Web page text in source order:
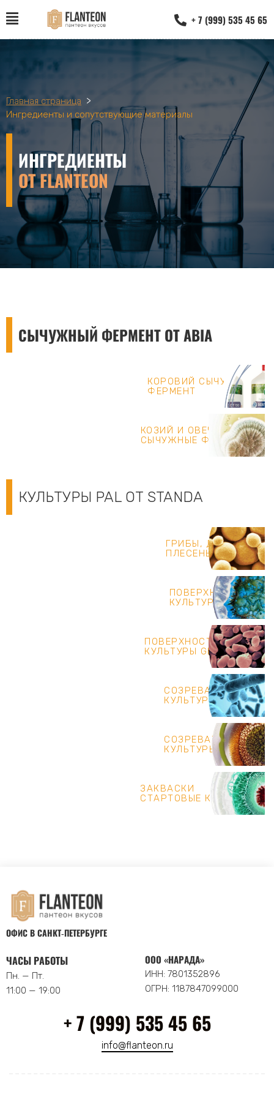
+ 7 (999) 535 45 65
Главная страница >
Ингредиенты и сопутствующие материалы
ИНГРЕДИЕНТЫ
ОТ FLANTEON
СЫЧУЖНЫЙ ФЕРМЕНТ ОТ ABIA
КОРОВИЙ СЫЧУЖНЫЙ
ФЕРМЕНТ
КОЗИЙ И ОВЕЧИЙ
СЫЧУЖНЫЕ ФЕРМЕНТЫ
КУЛЬТУРЫ PAL ОТ STANDA
ГРИБЫ, ДРОЖЖИ,
ПЛЕСЕНЬ
ПОВЕРХНОСТНЫЕ
КУЛЬТУРЫ AROM
ПОВЕРХНОСТНЫЕ
КУЛЬТУРЫ GEOTRICUM
СОЗРЕВАТЕЛЬНЫЕ
КУЛЬТУРЫ NSLAB
СОЗРЕВАТЕЛЬНЫЕ
КУЛЬТУРЫ PROPIO
ЗАКВАСКИ
СТАРТОВЫЕ КУЛЬТУРЫ
ОФИС В САНКТ‑ПЕТЕРБУРГЕ
ЧАСЫ РАБОТЫ
Пн. — Пт.
11:00 — 19:00
ООО «НАРАДА»
ИНН: 7801352896
ОГРН: 1187847099000
+ 7 (999) 535 45 65
info@flanteon.ru